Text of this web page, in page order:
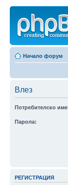
Начало форум
Влез
Потребителско
Парола:
РЕГИСТРАЦИЯ